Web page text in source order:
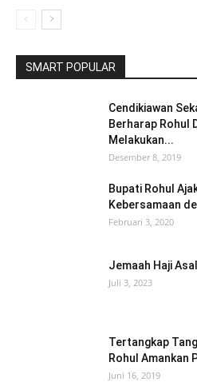
SMART POPULAR
Cendikiawan
Berharap Rohul
Melakukan...
Desember 8, 2019
Bupati Rohul
Kebersamaan
Februari 3, 2020
Jemaah Haji
Juli 3, 2023
Tertangkap
Rohul Amankan
Juni 16, 2019